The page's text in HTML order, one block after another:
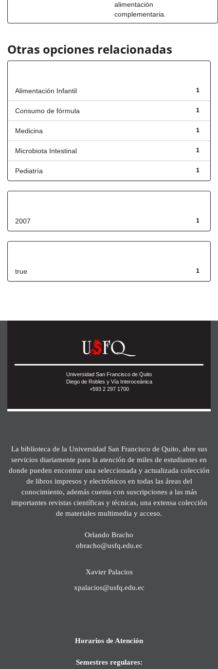
alimentación
complementaria.
Otras opciones relacionadas
1
Alimentación Infantil
1
Consumo de fórmula
1
Medicina
1
Microbiota Intestinal
1
Pediatría
1
2007
1
true
Universidad San Francisco de Quito
Diego de Robles y Vía Interoceánica
+593 2 297 1700
La biblioteca de la Universidad San Francisco de Quito, abre sus
servicios diariamente para la atención de miles de estudiantes en
donde pueden encontrar una seleccionada y actualizada colección
de libros impresos y electrónicos en todas las áreas del
conocimiento, además cuenta con suscripciones a las más
importantes revistas científicas y técnicas, una extensa colección
de materiales multimedia y acceso.
Orlando Bracho
obracho@usfq.edu.ec
Xavier Palacios
xpalacios@usfq.edu.ec
Horarios de Atención
Semestres regulares: